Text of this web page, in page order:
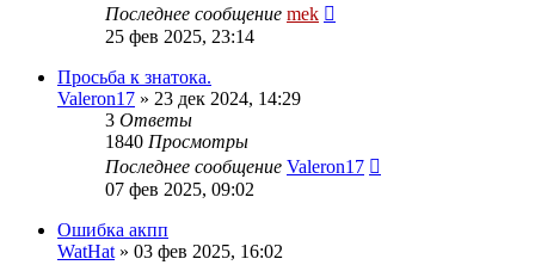
Последнее сообщение mek
25 фев 2025, 23:14
Просьба к знатока.
Valeron17 » 23 дек 2024, 14:29
3 Ответы
1840 Просмотры
Последнее сообщение Valeron17
07 фев 2025, 09:02
Ошибка акпп
WatHat » 03 фев 2025, 16:02